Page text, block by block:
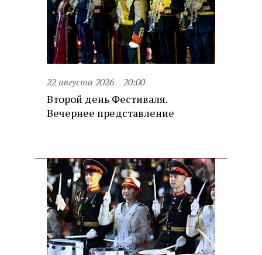
22 августа 2026 20:00
Второй день Фестиваля.
Вечернее представление